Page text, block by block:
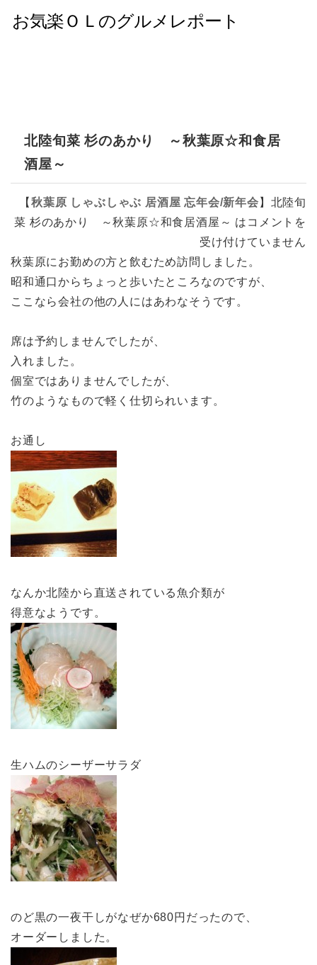
北陸旬菜 杉のあかり ～秋葉原☆和食居
酒屋～
【秋葉原 しゃぶしゃぶ 居酒屋 忘年会/新年会 】 北陸旬
菜 杉のあかり ～秋葉原☆和食居酒屋～ は コメントを
受け付けていません
秋葉原にお勤めの方と飲むため訪問しました。
昭和通口からちょっと歩いたところなのですが、
ここなら会社の他の人にはあわなそうです。
席は予約しませんでしたが、
入れました。
個室ではありませんでしたが、
竹のようなもので軽く仕切られいます。
お通し
なんか北陸から直送されている魚介類が
得意なようです。
生ハムのシーザーサラダ
のど黒の一夜干しがなぜか680円だったので、
オーダーしました。